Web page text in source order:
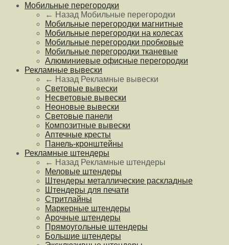
Мобильные перегородки
← Назад Мобильные перегородки
Мобильные перегородки магнитные
Мобильные перегородки на колесах
Мобильные перегородки пробковые
Мобильные перегородки тканевые
Алюминиевые офисные перегородки
Рекламные вывески
← Назад Рекламные вывески
Световые вывески
Несветовые вывески
Неоновые вывески
Световые панели
Композитные вывески
Аптечные кресты
Панель-кронштейны
Рекламные штендеры
← Назад Рекламные штендеры
Меловые штендеры
Штендеры металлические раскладные
Штендеры для печати
Стритлайны
Маркерные штендеры
Арочные штендеры
Прямоугольные штендеры
Большие штендеры